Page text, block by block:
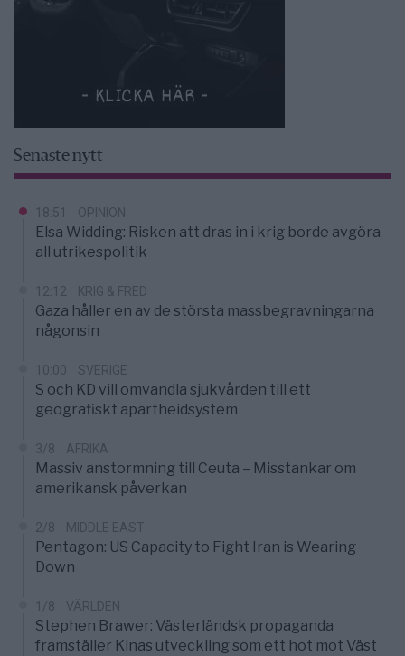
Senaste nytt
18:51 OPINION
Elsa Widding: Risken att dras in i krig borde avgöra
all utrikespolitik
12:12 KRIG & FRED
Gaza håller en av de största massbegravningarna
någonsin
10:00 SVERIGE
S och KD vill omvandla sjukvården till ett
geografiskt apartheidsystem
3/8 AFRIKA
Massiv anstormning till Ceuta – Misstankar om
amerikansk påverkan
2/8 MIDDLE EAST
Pentagon: US Capacity to Fight Iran is Wearing
Down
1/8 VÄRLDEN
Stephen Brawer: Västerländsk propaganda
framställer Kinas utveckling som ett hot mot Väst